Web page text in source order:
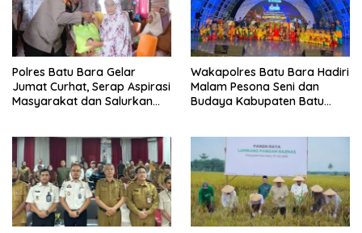
Polres Batu Bara Gelar
Jumat Curhat, Serap Aspirasi
Masyarakat dan Salurkan
Wakapolres Batu Bara Hadiri
Malam Pesona Seni dan
Budaya Kabupaten Batu